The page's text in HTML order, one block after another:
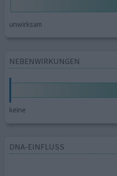
unwirksam
NEBENWIRKUNGEN
keine
DNA-EINFLUSS